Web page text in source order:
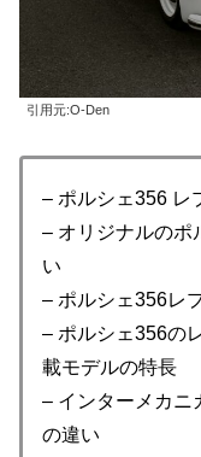
引用元:O-Den
– ポルシェ356 レ
– オリジナルのポ
い
– ポルシェ356レ
– ポルシェ356の
載モデルの特長
– インターメカニ
の違い